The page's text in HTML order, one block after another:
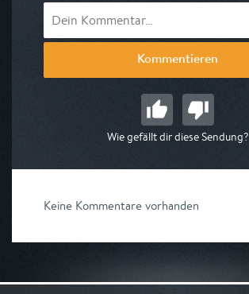
Kommentieren
Wie gefällt dir diese Sendung?
Keine Kommentare vorhanden